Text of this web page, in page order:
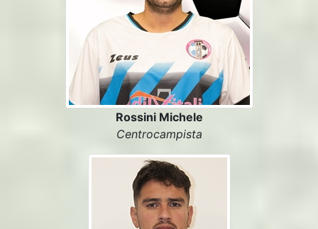
Rossini Michele
Centrocampista